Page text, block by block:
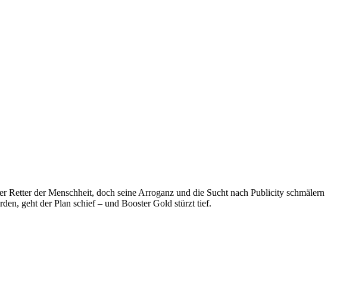
der Menschheit, doch seine Arroganz und die Sucht nach Publicity schmälern
geht der Plan schief – und Booster Gold stürzt tief.